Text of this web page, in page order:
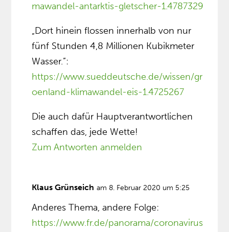
mawandel-antarktis-gletscher-1.4787329
„Dort hinein flossen innerhalb von nur
fünf Stunden 4,8 Millionen Kubikmeter
Wasser.”:
https://www.sueddeutsche.de/wissen/gr
oenland-klimawandel-eis-1.4725267
Die auch dafür Hauptverantwortlichen
schaffen das, jede Wette!
Zum Antworten anmelden
Klaus Grünseich am 8. Februar 2020 um 5:25
Anderes Thema, andere Folge:
https://www.fr.de/panorama/coronavirus